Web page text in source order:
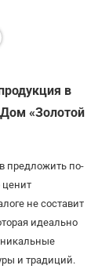
в
«Золотой
предложить по-
ценит
не составит
идеально
и традиций.